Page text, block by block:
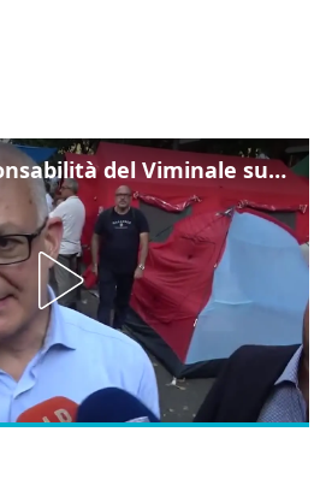
Gualtieri: "Responsabilità del Viminale su Spin Time? La posizione dei partiti è nota"